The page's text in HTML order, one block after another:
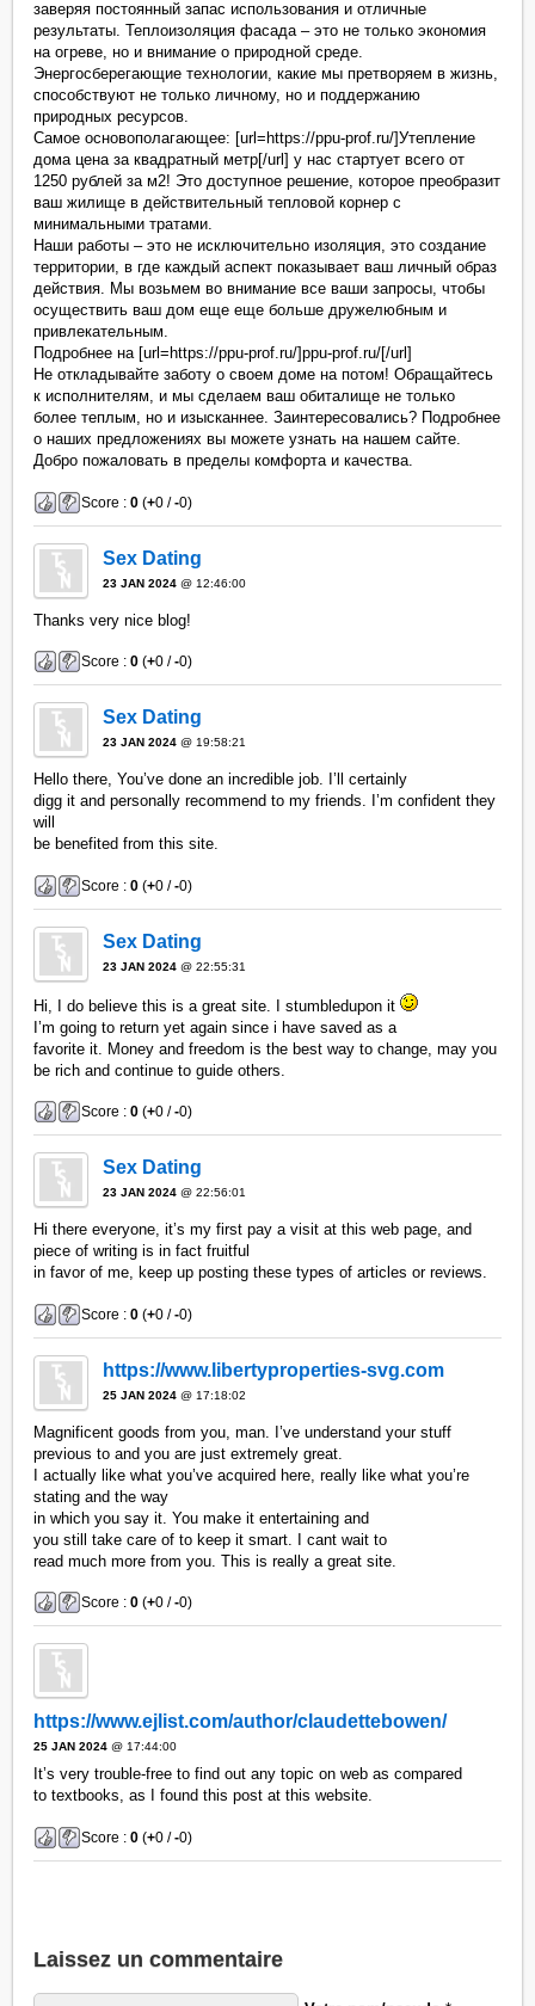
заверяя постоянный запас использования и отличные
результаты. Теплоизоляция фасада – это не только экономия
на огреве, но и внимание о природной среде.
Энергосберегающие технологии, какие мы претворяем в жизнь,
способствуют не только личному, но и поддержанию
природных ресурсов.
Самое основополагающее: [url=https://ppu-prof.ru/]Утепление
дома цена за квадратный метр[/url] у нас стартует всего от
1250 рублей за м2! Это доступное решение, которое преобразит
ваш жилище в действительный тепловой корнер с
минимальными тратами.
Наши работы – это не исключительно изоляция, это создание
территории, в где каждый аспект показывает ваш личный образ
действия. Мы возьмем во внимание все ваши запросы, чтобы
осуществить ваш дом еще еще больше дружелюбным и
привлекательным.
Подробнее на [url=https://ppu-prof.ru/]ppu-prof.ru/[/url]
Не откладывайте заботу о своем доме на потом! Обращайтесь
к исполнителям, и мы сделаем ваш обиталище не только
более теплым, но и изысканнее. Заинтересовались? Подробнее
о наших предложениях вы можете узнать на нашем сайте.
Добро пожаловать в пределы комфорта и качества.
Score :0 (+0 /-0)
Sex Dating
23 JAN 2024 @ 12:46:00
Thanks very nice blog!
Score :0 (+0 /-0)
Sex Dating
23 JAN 2024 @ 19:58:21
Hello there, You’ve done an incredible job. I’ll certainly
digg it and personally recommend to my friends. I’m confident they
will
be benefited from this site.
Score :0 (+0 /-0)
Sex Dating
23 JAN 2024 @ 22:55:31
Hi, I do believe this is a great site. I stumbledupon it
I’m going to return yet again since i have saved as a
favorite it. Money and freedom is the best way to change, may you
be rich and continue to guide others.
Score :0 (+0 /-0)
Sex Dating
23 JAN 2024 @ 22:56:01
Hi there everyone, it’s my first pay a visit at this web page, and
piece of writing is in fact fruitful
in favor of me, keep up posting these types of articles or reviews.
Score :0 (+0 /-0)
https://www.libertyproperties-svg.com
25 JAN 2024 @ 17:18:02
Magnificent goods from you, man. I’ve understand your stuff
previous to and you are just extremely great.
I actually like what you’ve acquired here, really like what you’re
stating and the way
in which you say it. You make it entertaining and
you still take care of to keep it smart. I cant wait to
read much more from you. This is really a great site.
Score :0 (+0 /-0)
https://www.ejlist.com/author/claudettebowen/
25 JAN 2024 @ 17:44:00
It’s very trouble-free to find out any topic on web as compared
to textbooks, as I found this post at this website.
Score :0 (+0 /-0)
Laissez un commentaire